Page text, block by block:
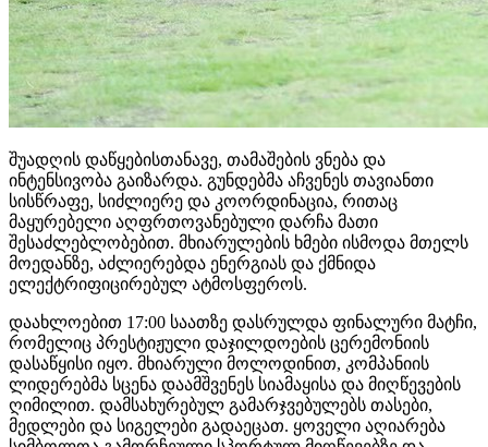
შუადღის დაწყებისთანავე, თამაშების ვნება და
ინტენსივობა გაიზარდა. გუნდებმა აჩვენეს თავიანთი
სისწრაფე, სიძლიერე და კოორდინაცია, რითაც
მაყურებელი აღფრთოვანებული დარჩა მათი
შესაძლებლობებით. მხიარულების ხმები ისმოდა მთელს
მოედანზე, აძლიერებდა ენერგიას და ქმნიდა
ელექტრიფიცირებულ ატმოსფეროს.
დაახლოებით 17:00 საათზე დასრულდა ფინალური მატჩი,
რომელიც პრესტიჟული დაჯილდოების ცერემონიის
დასაწყისი იყო. მხიარული მოლოდინით, კომპანიის
ლიდერებმა სცენა დაამშვენეს სიამაყისა და მიღწევების
ღიმილით. დამსახურებულ გამარჯვებულებს თასები,
მედლები და სიგელები გადაეცათ. ყოველი აღიარება